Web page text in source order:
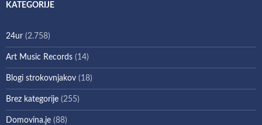
KATEGORIJE
24ur (2.758)
Art Music Records (14)
Blogi strokovnjakov (18)
Brez kategorije (255)
Domovina.je (88)